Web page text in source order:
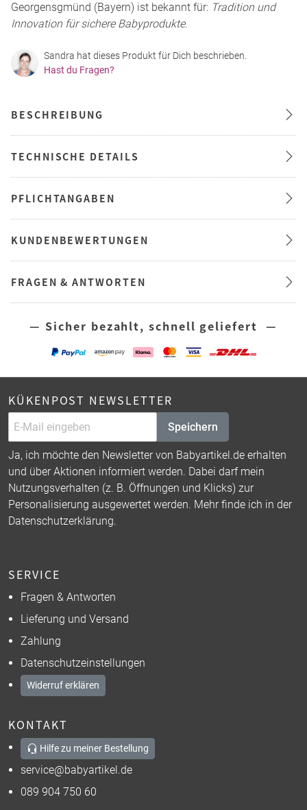
Georgensgmünd (Bayern) ist bekannt für: Tradition und
Innovation für sichere Babyprodukte.
Sandra hat dieses Produkt für Dich beschrieben.
Hast du Fragen?
BESCHREIBUNG
TECHNISCHE DETAILS
PFLICHTANGABEN
KUNDENBEWERTUNGEN
FRAGEN & ANTWORTEN
— Sicher bezahlt, schnell geliefert —
KÜKENPOST NEWSLETTER
Speichern
Ja, ich möchte den Newsletter von Babyartikel.de erhalten
und über Aktionen informiert werden. Dabei darf mein
Nutzungsverhalten (z. B. Öffnungen und Klicks) zur
Personalisierung ausgewertet werden. Mehr finde ich in der
Datenschutzerklärung.
SERVICE
Fragen & Antworten
Lieferung und Versand
Zahlung
Datenschutzeinstellungen
Widerruf erklären
KONTAKT
Hilfe zu meiner Bestellung
service@babyartikel.de
089 904 750 60